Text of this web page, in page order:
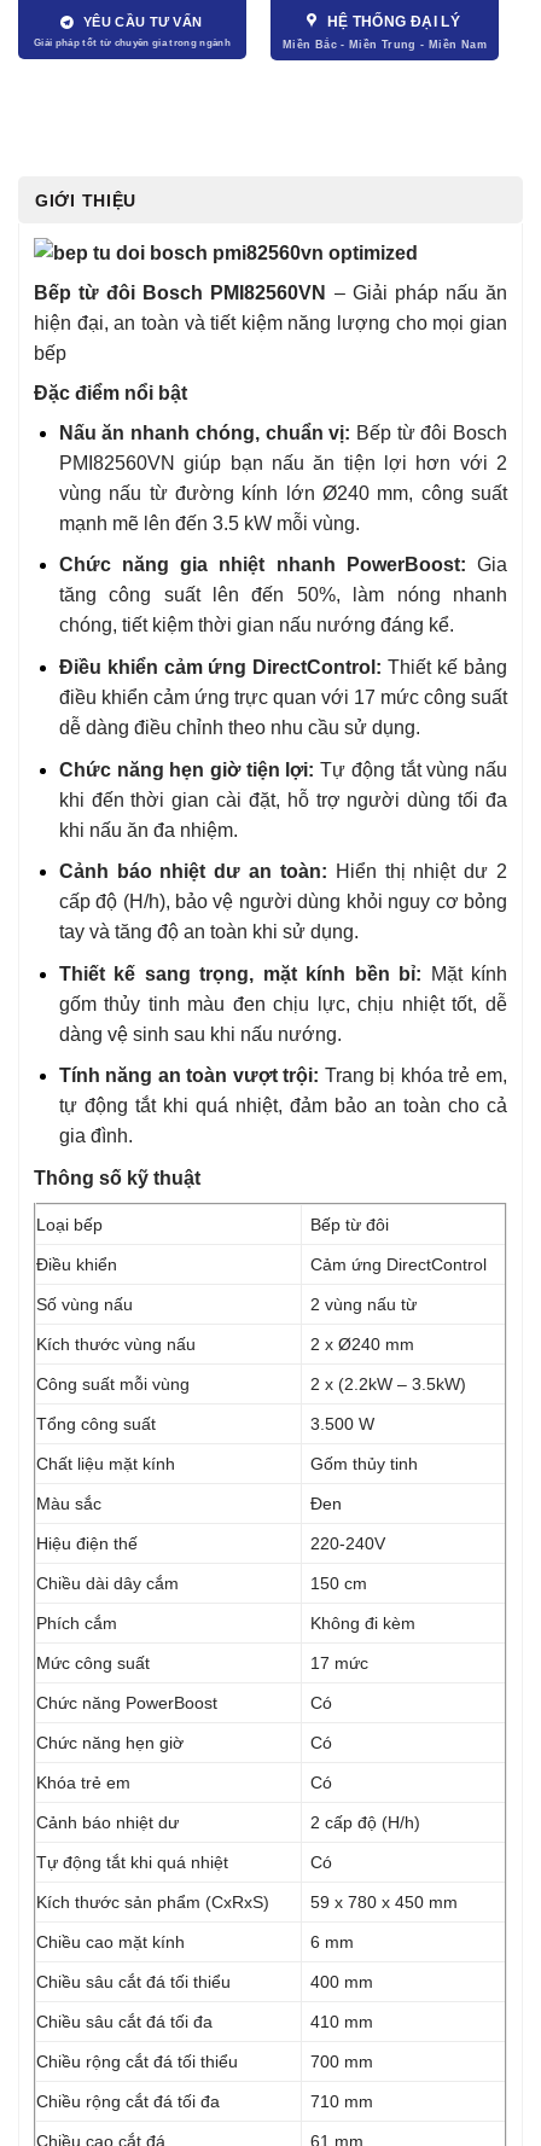
YÊU CẦU TƯ VẤN HỆ THỐNG ĐẠI LÝ
GIỚI THIỆU
Bếp từ đôi Bosch PMI82560VN – Giải pháp nấu ăn
hiện đại, an toàn và tiết kiệm năng lượng cho mọi gian
bếp
Đặc điểm nổi bật
Nấu ăn nhanh chóng, chuẩn vị: Bếp từ đôi Bosch
PMI82560VN giúp bạn nấu ăn tiện lợi hơn với 2
vùng nấu từ đường kính lớn Ø240 mm, công suất
mạnh mẽ lên đến 3.5 kW mỗi vùng.
Chức năng gia nhiệt nhanh PowerBoost: Gia
tăng công suất lên đến 50%, làm nóng nhanh
chóng, tiết kiệm thời gian nấu nướng đáng kể.
Điều khiển cảm ứng DirectControl: Thiết kế bảng
điều khiển cảm ứng trực quan với 17 mức công suất
dễ dàng điều chỉnh theo nhu cầu sử dụng.
Chức năng hẹn giờ tiện lợi: Tự động tắt vùng nấu
khi đến thời gian cài đặt, hỗ trợ người dùng tối đa
khi nấu ăn đa nhiệm.
Cảnh báo nhiệt dư an toàn: Hiển thị nhiệt dư 2
cấp độ (H/h), bảo vệ người dùng khỏi nguy cơ bỏng
tay và tăng độ an toàn khi sử dụng.
Thiết kế sang trọng, mặt kính bền bỉ: Mặt kính
gốm thủy tinh màu đen chịu lực, chịu nhiệt tốt, dễ
dàng vệ sinh sau khi nấu nướng.
Tính năng an toàn vượt trội: Trang bị khóa trẻ em,
tự động tắt khi quá nhiệt, đảm bảo an toàn cho cả
gia đình.
Thông số kỹ thuật
Loại bếp Bếp từ đôi
Điều khiển Cảm ứng DirectControl
Số vùng nấu 2 vùng nấu từ
Kích thước vùng nấu 2 x Ø240 mm
Công suất mỗi vùng 2 x (2.2kW – 3.5kW)
Tổng công suất 3.500 W
Chất liệu mặt kính Gốm thủy tinh
Màu sắc Đen
Hiệu điện thế 220-240V
Chiều dài dây cắm 150 cm
Phích cắm Không đi kèm
Mức công suất 17 mức
Chức năng PowerBoost Có
Chức năng hẹn giờ Có
Khóa trẻ em Có
Cảnh báo nhiệt dư 2 cấp độ (H/h)
Tự động tắt khi quá nhiệt Có
Kích thước sản phẩm (CxRxS) 59 x 780 x 450 mm
Chiều cao mặt kính 6 mm
Chiều sâu cắt đá tối thiểu 400 mm
Chiều sâu cắt đá tối đa 410 mm
Chiều rộng cắt đá tối thiểu 700 mm
Chiều rộng cắt đá tối đa 710 mm
Chiều cao cắt đá 61 mm